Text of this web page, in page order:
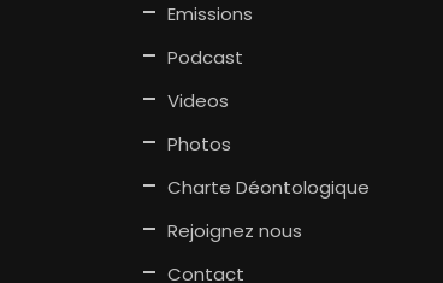
Emissions
Podcast
Videos
Photos
Charte Déontologique
Rejoignez nous
Contact